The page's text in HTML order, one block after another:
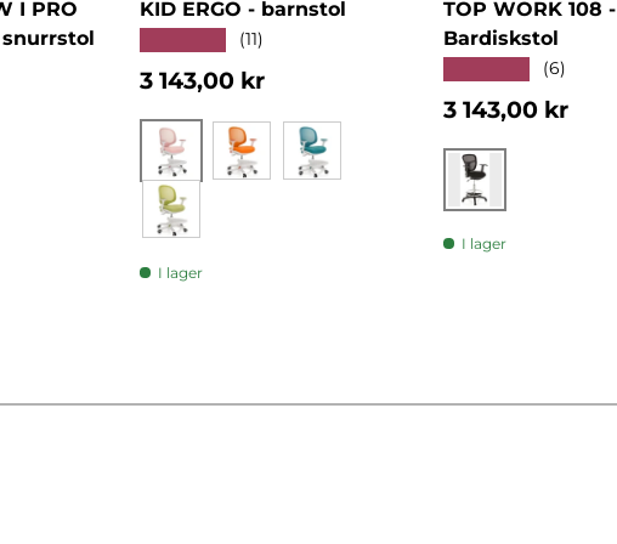
I PRO
snurrstol
KID ERGO - barnstol
(11)
Normalpris
3 143,00 kr
Rosa OrangeBlå
Grön
I lager
TOP WORK 108 -
Bardiskstol
(6)
Normalpris
3 143,00 kr
Svart
I lager